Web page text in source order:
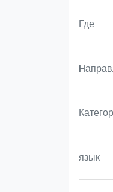
Где
язык